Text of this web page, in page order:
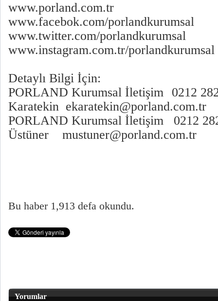
www.porland.com.tr
www.facebok.com/porlandkurumsal
www.twitter.com/porlandkurumsal
www.instagram.com.tr/porlandkurumsal
Detaylı Bilgi İçin:
PORLAND Kurumsal İletişim
0212
Karatekin ekaratekin@porland.com.tr
PORLAND Kurumsal İletişim 0212
Üstüner mustuner@porland.com.tr
Bu haber 1,913 defa okundu.
Yorumlar